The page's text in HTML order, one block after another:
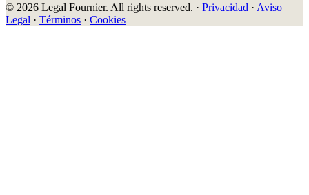
© 2026 Legal Fournier. All rights reserved. · Privacidad · Aviso
Legal · Términos · Cookies